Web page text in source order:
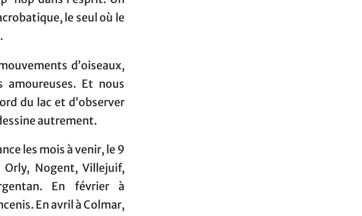
le seul où le
d’oiseaux,
amoureuses. Et nous
du lac et d’observer
autrement.
les mois à venir, le 9
Nogent, Villejuif,
En février à
En avril à Colmar,